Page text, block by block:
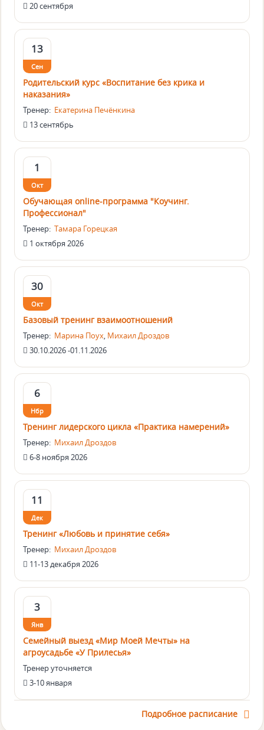
20 сентября
13
Сен
Родительский курс «Воспитание без крика и
наказания»
Тренер: Екатерина Печёнкина
13 сентябрь
1
Окт
Обучающая online-программа "Коучинг.
Профессионал"
Тренер: Тамара Горецкая
1 октября 2026
30
Окт
Базовый тренинг взаимоотношений
Тренер: Марина Поух, Михаил Дроздов
30.10.2026 -01.11.2026
6
Нбр
Тренинг лидерского цикла «Практика намерений»
Тренер: Михаил Дроздов
6-8 ноября 2026
11
Дек
Тренинг «Любовь и принятие себя»
Тренер: Михаил Дроздов
11-13 декабря 2026
3
Янв
Семейный выезд «Мир Моей Мечты» на
агроусадьбе «У Прилесья»
Тренер уточняется
3-10 января
Подробное расписание